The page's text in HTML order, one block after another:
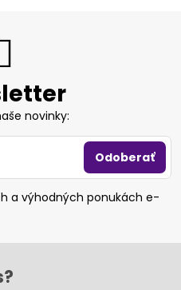
novinky:
Odoberať
a výhodných ponukách e-